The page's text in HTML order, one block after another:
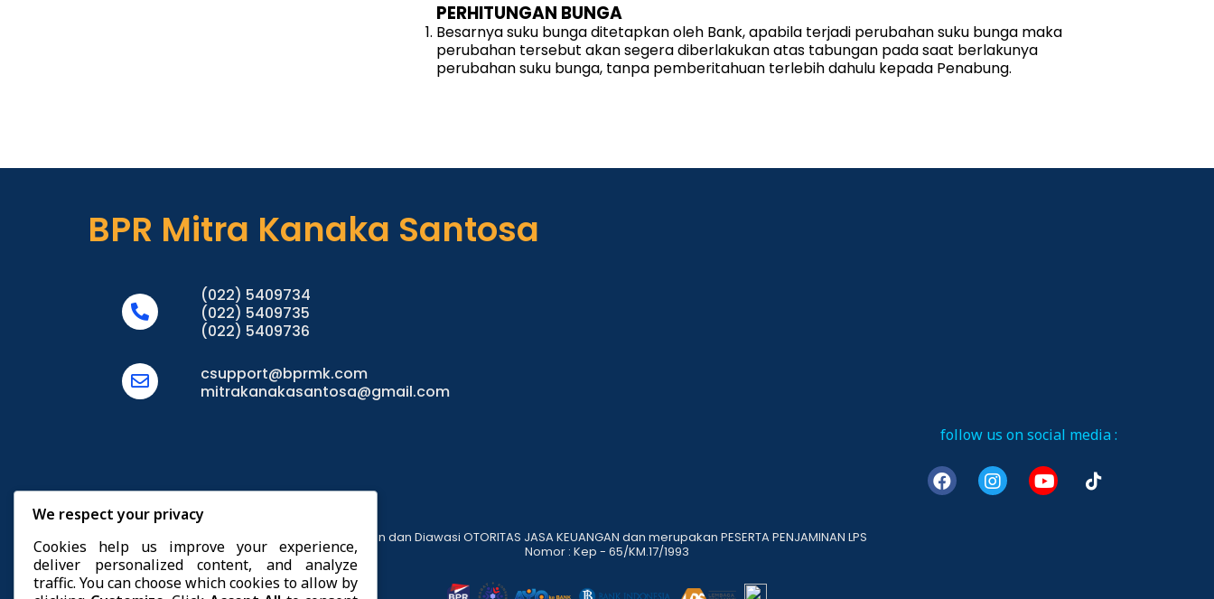
PERHITUNGAN BUNGA
Besarnya suku bunga ditetapkan oleh Bank, apabila terjadi perubahan suku bunga maka
perubahan tersebut akan segera diberlakukan atas tabungan pada saat berlakunya
perubahan suku bunga, tanpa pemberitahuan terlebih dahulu kepada Penabung.
BPR Mitra Kanaka Santosa
(022) 5409734
(022) 5409735
(022) 5409736
csupport@bprmk.com
mitrakanakasantosa@gmail.com
follow us on social media :
Berizin dan Diawasi OTORITAS JASA KEUANGAN dan merupakan PESERTA PENJAMINAN LPS
Nomor : Kep - 65/KM.17/1993
We respect your privacy
Cookies help us improve your experience,
deliver personalized content, and analyze
traffic. You can choose which cookies to allow by